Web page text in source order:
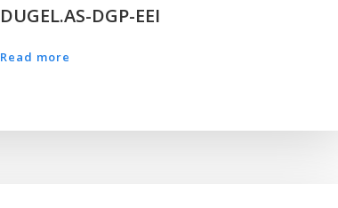
DUGEL.AS-DGP-EEI
Read more